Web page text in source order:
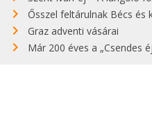
Ősszel feltárulnak Bécs és
Graz adventi vásárai
Már 200 éves a „Csendes